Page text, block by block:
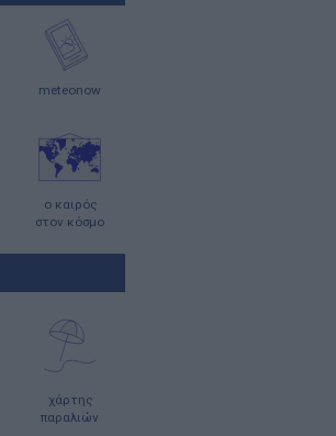
meteonow
ο καιρός
στον κόσμο
χάρτης
παραλιών